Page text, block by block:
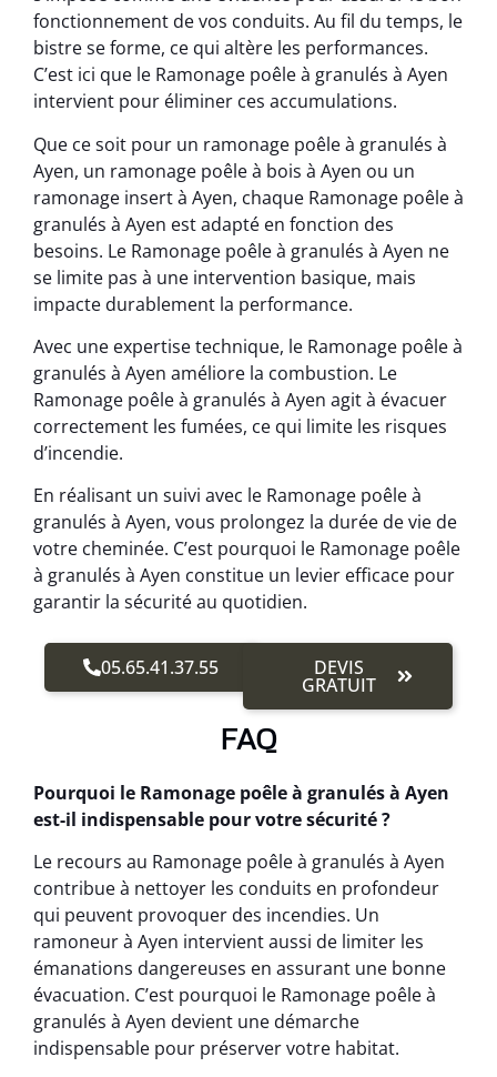
fonctionnement de vos conduits. Au fil du temps, le
bistre se forme, ce qui altère les performances.
C’est ici que le Ramonage poêle à granulés à Ayen
intervient pour éliminer ces accumulations.
Que ce soit pour un ramonage poêle à granulés à
Ayen, un ramonage poêle à bois à Ayen ou un
ramonage insert à Ayen, chaque Ramonage poêle à
granulés à Ayen est adapté en fonction des
besoins. Le Ramonage poêle à granulés à Ayen ne
se limite pas à une intervention basique, mais
impacte durablement la performance.
Avec une expertise technique, le Ramonage poêle à
granulés à Ayen améliore la combustion. Le
Ramonage poêle à granulés à Ayen agit à évacuer
correctement les fumées, ce qui limite les risques
d’incendie.
En réalisant un suivi avec le Ramonage poêle à
granulés à Ayen, vous prolongez la durée de vie de
votre cheminée. C’est pourquoi le Ramonage poêle
à granulés à Ayen constitue un levier efficace pour
garantir la sécurité au quotidien.
05.65.41.37.55 DEVIS
GRATUIT
FAQ
Pourquoi le Ramonage poêle à granulés à Ayen
est-il indispensable pour votre sécurité ?
Le recours au Ramonage poêle à granulés à Ayen
contribue à nettoyer les conduits en profondeur
qui peuvent provoquer des incendies. Un
ramoneur à Ayen intervient aussi de limiter les
émanations dangereuses en assurant une bonne
évacuation. C’est pourquoi le Ramonage poêle à
granulés à Ayen devient une démarche
indispensable pour préserver votre habitat.